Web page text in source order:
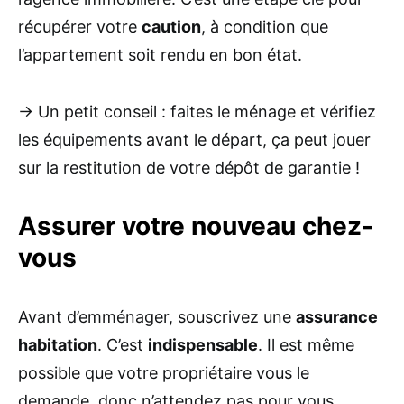
récupérer votre caution, à condition que
l’appartement soit rendu en bon état.
→ Un petit conseil : faites le ménage et vérifiez
les équipements avant le départ, ça peut jouer
sur la restitution de votre dépôt de garantie !
Assurer votre nouveau chez-
vous
Avant d’emménager, souscrivez une assurance
habitation. C’est indispensable. Il est même
possible que votre propriétaire vous le